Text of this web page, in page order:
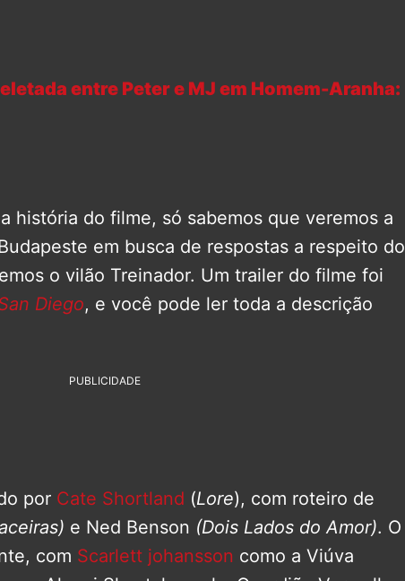
entre Peter e MJ em Homem-Aranha:
história do filme, só sabemos que veremos a
em busca de respostas a respeito do
o vilão Treinador. Um trailer do filme foi
Diego, e você pode ler toda a descrição
PUBLICIDADE
por Cate Shortland (Lore), com roteiro de
e Ned Benson (Dois Lados do Amor). O
com Scarlett johansson como a Viúva